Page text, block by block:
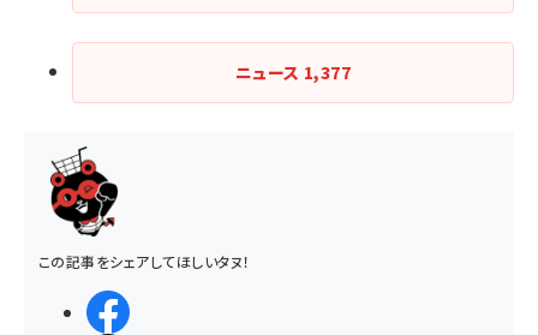
ニュース 1,377
この記事をシェアしてほしいタヌ！